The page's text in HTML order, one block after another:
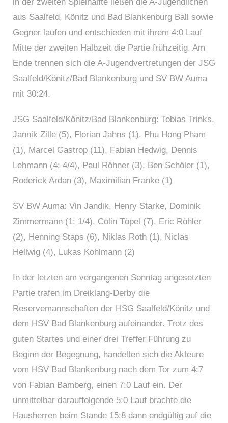
aus Saalfeld, Könitz und Bad Blankenburg Ball sowie
Gegner laufen und entschieden mit ihrem 4:0 Lauf
Mitte der zweiten Halbzeit die Partie frühzeitig. Am
Ende trennen sich die A-Jugendvertretungen der JSG
Saalfeld/Könitz/Bad Blankenburg und SV BW Auma
mit 30:24.
JSG Saalfeld/Könitz/Bad Blankenburg: Tobias Trinks,
Jannik Zille (5), Florian Jahns (1), Phu Hong Pham
(1), Marcel Gastrop (11), Fabian Hedwig, Dennis
Lehmann (4; 4/4), Paul Röhner (3), Ben Schöler (1),
Roderick Ardan (3), Maximilian Franke (1)
SV BW Auma: Vin Jandik, Henry Starke, Dominik
Zimmermann (1; 1/4), Colin Töpel (7), Eric Röhler
(2), Henning Staps (6), Niklas Roth (1), Niclas
Hellwig (4), Lukas Kohlmann (2)
In der letzten am vergangenen Sonntag angesetzten
Partie trafen im Dreiklang-Derby die
Reservemannschaften der HSG Saalfeld/Könitz und
dem HSV Bad Blankenburg aufeinander. Trotz des
guten Startes und einer drei Treffer Führung zu
Beginn der Begegnung, handelten sich die Akteure
vom HSV Bad Blankenburg nach dem Tor zum 4:7
von Fabian Bamberg, einen 7:0 Lauf ein. Der
unmittelbar darauffolgende 5:0 Lauf brachte die
Hausherren beim Stande 15:8 dann endgültig auf die